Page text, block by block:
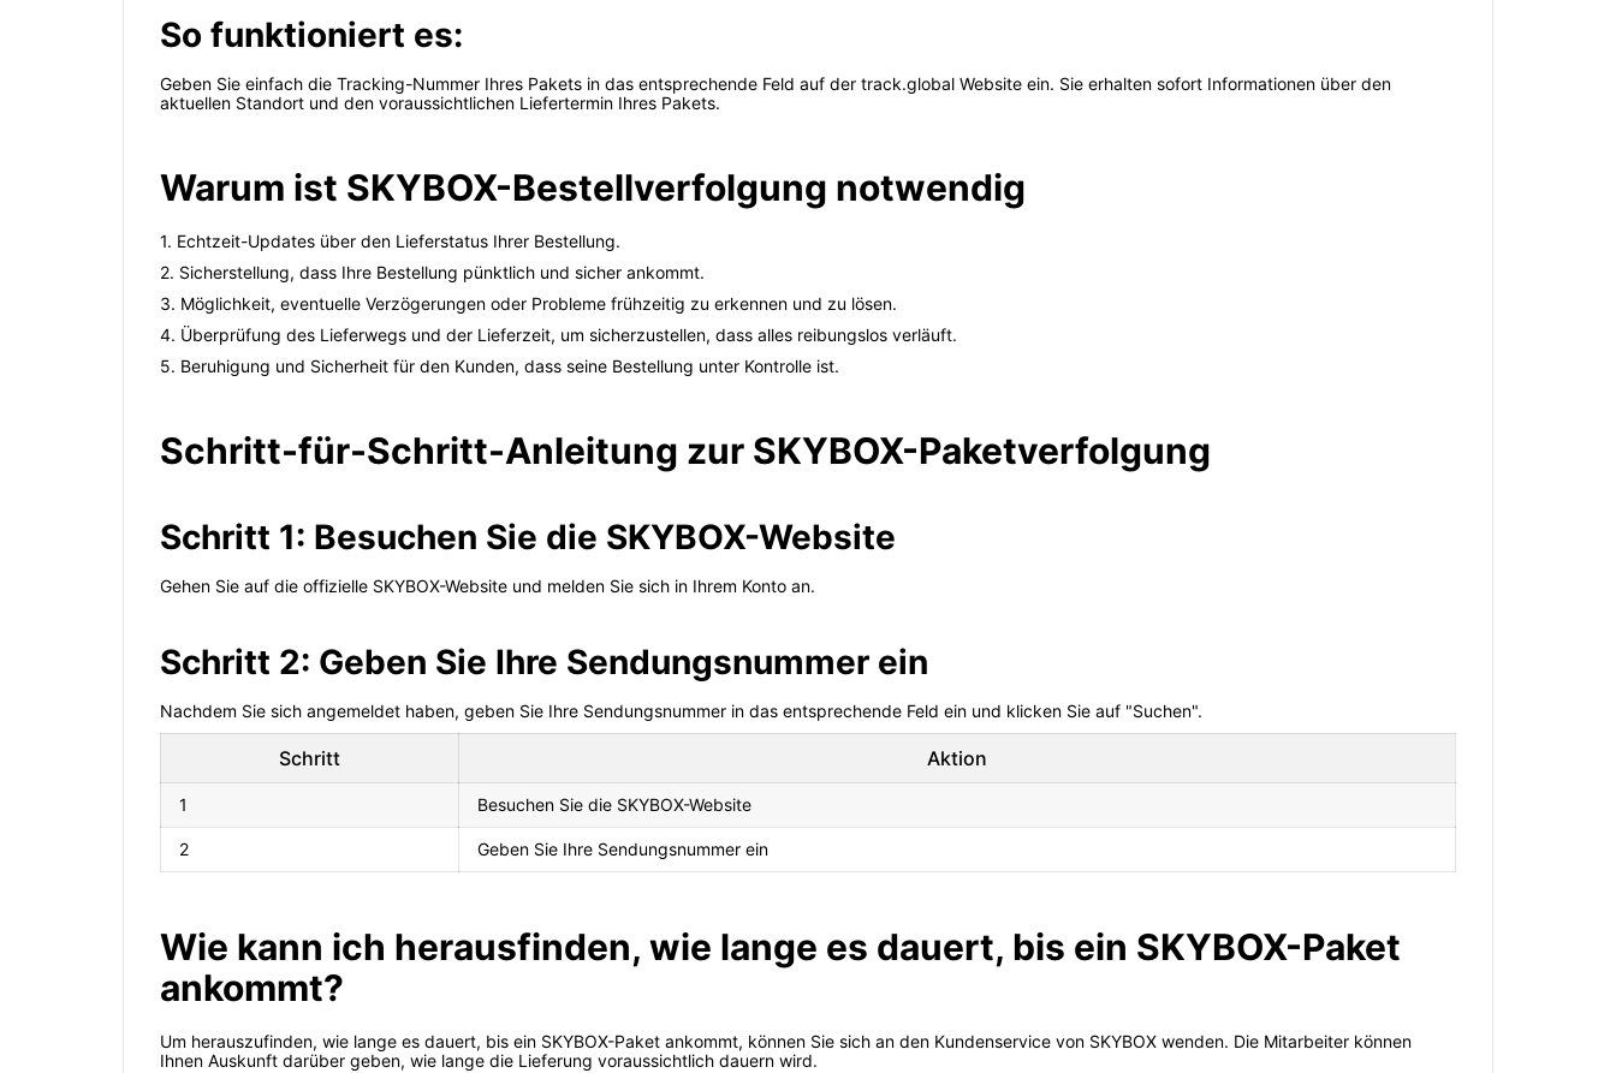
So funktioniert es:
Geben Sie einfach die Tracking-Nummer Ihres Pakets in das entsprechende Feld auf der track.global Website ein. Sie erhalten sofort Informationen über den
aktuellen Standort und den voraussichtlichen Liefertermin Ihres Pakets.
Warum ist SKYBOX-Bestellverfolgung notwendig
1. Echtzeit-Updates über den Lieferstatus Ihrer Bestellung.
2. Sicherstellung, dass Ihre Bestellung pünktlich und sicher ankommt.
3. Möglichkeit, eventuelle Verzögerungen oder Probleme frühzeitig zu erkennen und zu lösen.
4. Überprüfung des Lieferwegs und der Lieferzeit, um sicherzustellen, dass alles reibungslos verläuft.
5. Beruhigung und Sicherheit für den Kunden, dass seine Bestellung unter Kontrolle ist.
Schritt-für-Schritt-Anleitung zur SKYBOX-Paketverfolgung
Schritt 1: Besuchen Sie die SKYBOX-Website
Gehen Sie auf die offizielle SKYBOX-Website und melden Sie sich in Ihrem Konto an.
Schritt 2: Geben Sie Ihre Sendungsnummer ein
Nachdem Sie sich angemeldet haben, geben Sie Ihre Sendungsnummer in das entsprechende Feld ein und klicken Sie auf "Suchen".
Schritt Aktion
1 Besuchen Sie die SKYBOX-Website
2 Geben Sie Ihre Sendungsnummer ein
Wie kann ich herausfinden, wie lange es dauert, bis ein SKYBOX-Paket
ankommt?
Um herauszufinden, wie lange es dauert, bis ein SKYBOX-Paket ankommt, können Sie sich an den Kundenservice von SKYBOX wenden. Die Mitarbeiter können
Ihnen Auskunft darüber geben, wie lange die Lieferung voraussichtlich dauern wird.